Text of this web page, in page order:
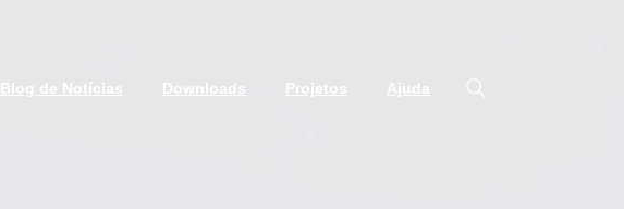
Blog de Notícias Downloads Projetos Ajuda